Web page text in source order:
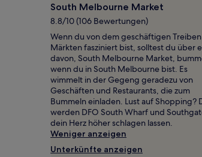
für
einen
Aufenthalt
mit
1 Übernachtung
von
2 Erwachsenen
gefunden
wurde.
Preise
und
Verfügbarkeiten
können
sich
South Melbourne Market
8.8/10 (106 Bewertungen)
Wenn du von dem geschäftigen
Märkten fasziniert bist, solltest du über
davon, South Melbourne Market,
wenn du in South Melbourne bist. Es
wimmelt in der Gegeng geradezu von
Geschäften und Restaurants, die zum
Bummeln einladen. Lust auf Shopping?
werden DFO South Wharf und
dein Herz höher schlagen lassen.
Weniger anzeigen
Unterkünfte anzeigen